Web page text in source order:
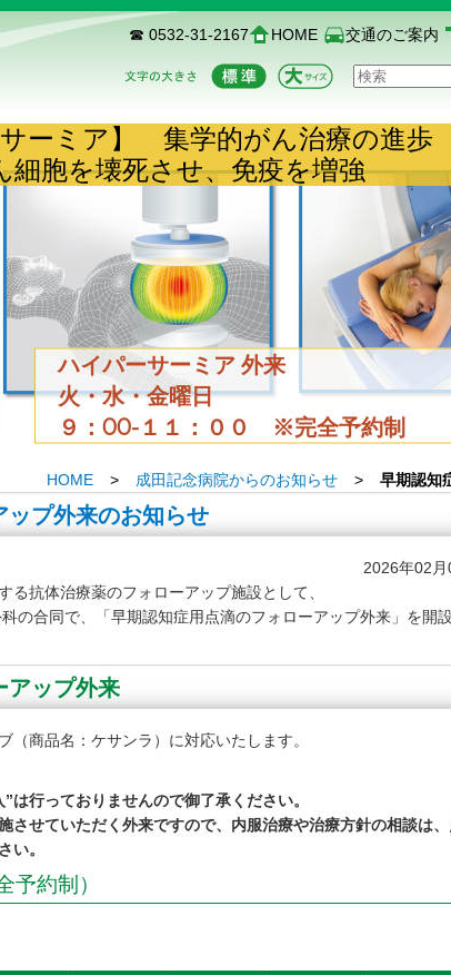
☎ 0532-31-2167 HOME 交通のご案内
ーミア】 集学的がん治療の進歩
細胞を壊死させ、免疫を増強
ハイパーサーミア 外来
火・水・金曜日
９：00-１１：００ ※完全予約制
HOME > 成田記念病院からのお知らせ > 早期認知
ップ外来のお知らせ
2026年02月
抗体治療薬のフォローアップ施設として、
の合同で、「早期認知症用点滴のフォローアップ外来」を開
アップ外来
（商品名：ケサンラ）に対応いたします。
は行っておりませんので御了承ください。
させていただく外来ですので、内服治療や治療方針の相談は
い。
予約制）